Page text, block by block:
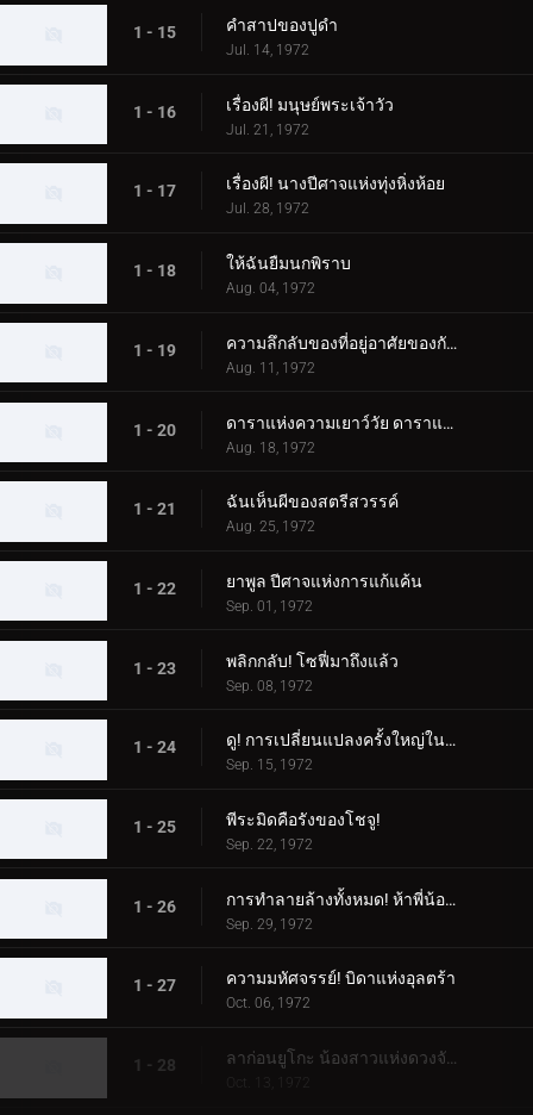
1 - 15 คำสาปของปูดำ
Jul. 14, 1972
1 - 16 เรื่องผี! มนุษย์พระเจ้าวัว
Jul. 21, 1972
1 - 17 เรื่องผี! นางปีศาจแห่งทุ่งหิ่งห้อย
Jul. 28, 1972
1 - 18 ให้ฉันยืมนกพิราบ
Aug. 04, 1972
1 - 19 ความลึกลับของที่อยู่อาศัยของกัปปะ
Aug. 11, 1972
1 - 20 ดาราแห่งความเยาว์วัย ดาราแห่งคู่รัก
Aug. 18, 1972
1 - 21 ฉันเห็นผีของสตรีสวรรค์
Aug. 25, 1972
1 - 22 ยาพูล ปีศาจแห่งการแก้แค้น
Sep. 01, 1972
1 - 23 พลิกกลับ! โซฟี่มาถึงแล้ว
Sep. 08, 1972
1 - 24 ดู! การเปลี่ยนแปลงครั้งใหญ่ในตอนกลางคืน
Sep. 15, 1972
1 - 25 พีระมิดคือรังของโชจู!
Sep. 22, 1972
1 - 26 การทำลายล้างทั้งหมด! ห้าพี่น้องอุลตร้า
Sep. 29, 1972
1 - 27 ความมหัศจรรย์! บิดาแห่งอุลตร้า
Oct. 06, 1972
1 - 28
Oct. 13, 1972